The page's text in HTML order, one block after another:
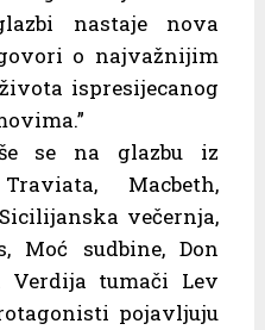
nastaje nova
o najvažnijim
ispresijecanog
se na glazbu iz
Macbeth,
večernja,
Moć sudbine, Don
Verdija tumači Lev
pojavljuju